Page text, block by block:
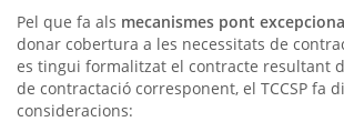
Pel que fa als mecanismes pont
donar cobertura a les necessitats de
es tingui formalitzat el contracte resultant
de contractació corresponent, el TCCSP fa
consideracions: